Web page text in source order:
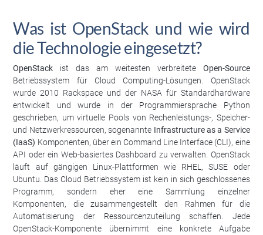
Was ist OpenStack und wie wird
die Technologie eingesetzt?
OpenStack ist das am weitesten verbreitete Open-Source
Betriebssystem für Cloud Computing-Lösungen. OpenStack
wurde 2010 Rackspace und der NASA für Standardhardware
entwickelt und wurde in der Programmiersprache Python
geschrieben, um virtuelle Pools von Rechenleistungs-, Speicher-
und Netzwerkressourcen, sogenannte Infrastructure as a Service
(IaaS) Komponenten, über ein Command Line Interface (CLI), eine
API oder ein Web-basiertes Dashboard zu verwalten. OpenStack
läuft auf gängigen Linux-Plattformen wie RHEL, SUSE oder
Ubuntu. Das Cloud Betriebssystem ist kein in sich geschlossenes
Programm, sondern eher eine Sammlung einzelner
Komponenten, die zusammengestellt den Rahmen für die
Automatisierung der Ressourcenzuteilung schaffen. Jede
OpenStack-Komponente übernimmt eine konkrete Aufgabe